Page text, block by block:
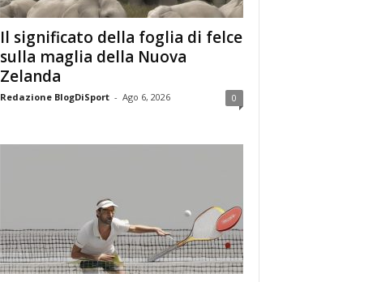
Il significato della foglia di felce
sulla maglia della Nuova
Zelanda
Redazione BlogDiSport - Ago 6, 2026 0